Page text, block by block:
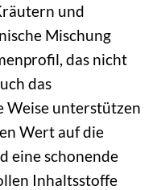
und
Mischung
das nicht
das
Weise unterstützen
Wert auf die
eine schonende
Inhaltsstoffe